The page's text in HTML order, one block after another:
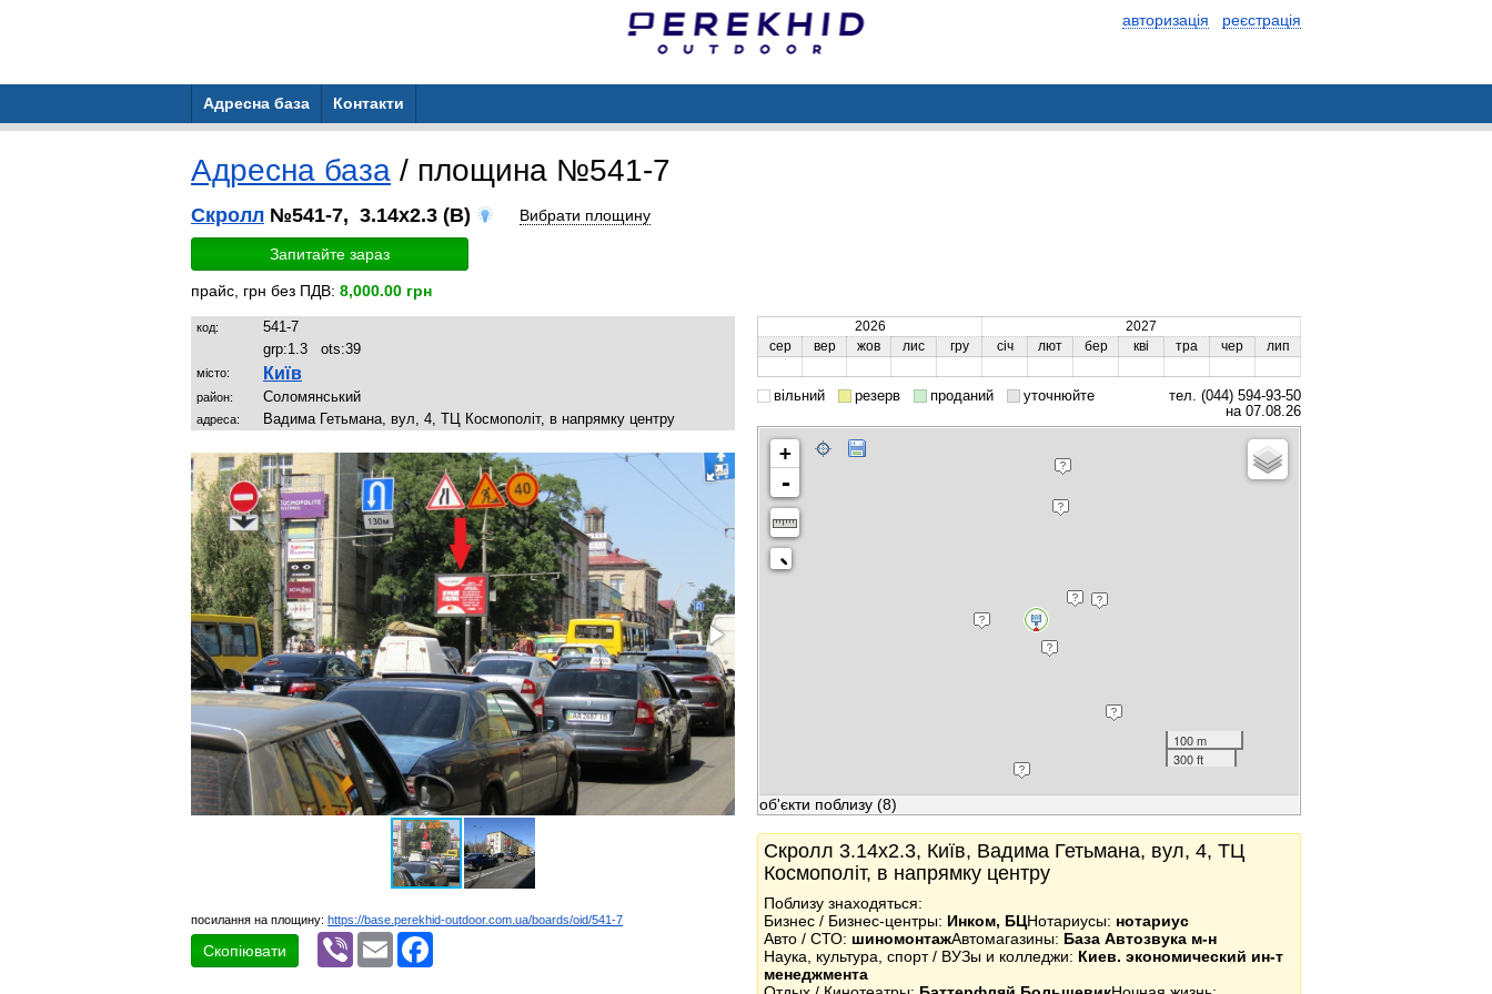
авторизація реєстрація
Адресна база Контакти
Адресна база / площина №541-7
Скролл №541-7, 3.14x2.3 (B) Вибрати площину
Запитайте зараз
прайс, грн без ПДВ: 8,000.00 грн
код:
541-7
grp:1.3 ots:39
місто: Київ
район: Соломянський
адреса: Вадима Гетьмана, вул, 4, ТЦ Космополіт, в напрямку центру
посилання на площину: https://base.perekhid-outdoor.com.ua/boards/oid/541-7
Скопіювати
Viber Email
2026
2027
сер
вер жов лис гру січ лют бер кві тра чер лип
вільний резерв проданий уточнюйте
тел. (044) 594-93-50
на 07.08.26
+
-
100 m
300 ft
об'єкти поблизу (8)
Скролл 3.14x2.3, Київ, Вадима Гетьмана, вул, 4, ТЦ
Космополіт, в напрямку центру
Поблизу знаходяться:
Бизнес / Бизнес-центры: Инком, БЦНотариусы: нотариус
Авто / СТО: шиномонтажАвтомагазины: База Автозвука м-н
Наука, культура, спорт / ВУЗы и колледжи: Киев. экономический ин-т
менеджмента